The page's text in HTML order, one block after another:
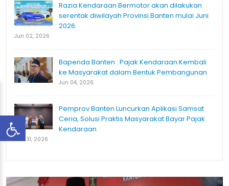
Razia Kendaraan Bermotor akan dilakukan
serentak diwilayah Provinsi Banten mulai Juni
2026
Jun 02, 2026
Bapenda Banten : Pajak Kendaraan Kembali
ke Masyarakat dalam Bentuk Pembangunan
Jun 04, 2026
Pemprov Banten Luncurkan Aplikasi Samsat
Ceria, Solusi Praktis Masyarakat Bayar Pajak
Kendaraan
Mar 31, 2026